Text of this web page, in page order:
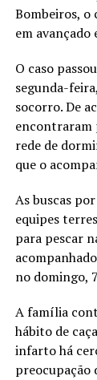
Bombeiros, o
em avançado
O caso
segunda-
socorro. De
encontraram
rede de
que o
As buscas
equipes
para pescar
no domingo,
A família
hábito de
infarto há
preocupação